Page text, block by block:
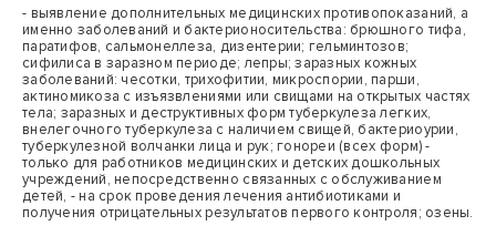
- выявление дополнительных медицинских противопоказаний, а
именно заболеваний и бактерионосительства: брюшного тифа,
паратифов, сальмонеллеза, дизентерии; гельминтозов;
сифилиса в заразном периоде; лепры; заразных кожных
заболеваний: чесотки, трихофитии, микроспории, парши,
актиномикоза с изъязвлениями или свищами на открытых частях
тела; заразных и деструктивных форм туберкулеза легких,
внелегочного туберкулеза с наличием свищей, бактериоурии,
туберкулезной волчанки лица и рук; гонореи (всех форм) -
только для работников медицинских и детских дошкольных
учреждений, непосредственно связанных с обслуживанием
детей, - на срок проведения лечения антибиотиками и
получения отрицательных результатов первого контроля; озены.